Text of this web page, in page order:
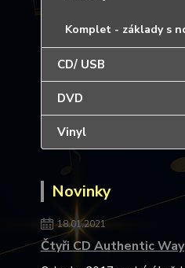
Komplet - základy s
CD/ USB
DVD
Vinyl
Novinky
18.01.2021
Čtyři CD Authentic Way